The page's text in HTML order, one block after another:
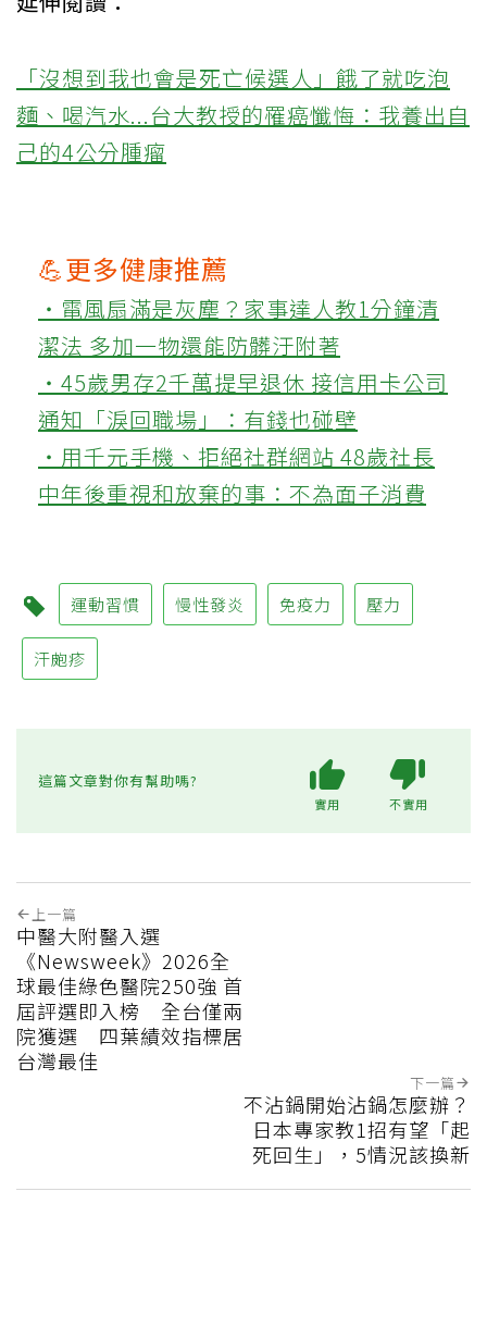
「沒想到我也會是死亡候選人」餓了就吃泡
麵、喝汽水...台大教授的罹癌懺悔：我養出自
己的4公分腫瘤
💪更多健康推薦
‧電風扇滿是灰塵？家事達人教1分鐘清
潔法 多加一物還能防髒汙附著
‧45歲男存2千萬提早退休 接信用卡公司
通知「淚回職場」：有錢也碰壁
‧用千元手機、拒絕社群網站 48歲社長
中年後重視和放棄的事：不為面子消費
運動習慣 慢性發炎 免疫力 壓力
汗皰疹
這篇文章對你有幫助嗎?
實用 不實用
上一篇
中醫大附醫入選
《Newsweek》2026全
球最佳綠色醫院250強 首
屆評選即入榜 全台僅兩
院獲選 四葉績效指標居
台灣最佳
下一篇
不沾鍋開始沾鍋怎麼辦？
日本專家教1招有望「起
死回生」，5情況該換新